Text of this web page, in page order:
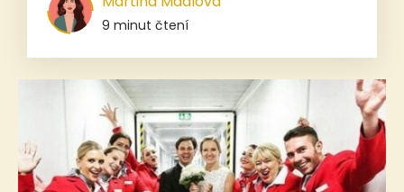
9 minut čtení